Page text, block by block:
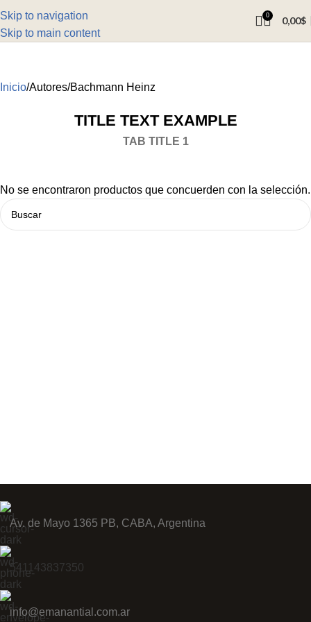
Skip to navigation
Skip to main content
0 0,00$
Inicio Autores Bachmann Heinz
TITLE TEXT EXAMPLE
TAB TITLE 1
No se encontraron productos que concuerden con la selección.
Av. de Mayo 1365 PB, CABA, Argentina
541143837350
info@emanantial.com.ar